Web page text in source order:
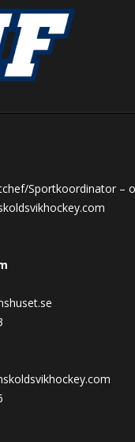
Sportkoordinator –